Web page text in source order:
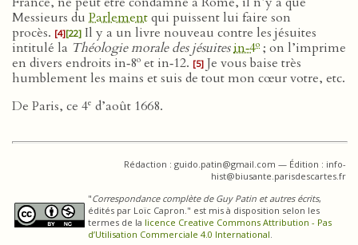
Messieurs du Parlementqui puissent lui faire son
procès. [4][22] Il y a un livre nouveau contre les jésuites
intitulé la Théologie morale des jésuitesin‑4o ; on l’imprime
en divers endroits in‑8o et in‑12. [5] Je vous baise très
humblement les mains et suis de tout mon cœur votre, etc.
De Paris, ce 4e d’août 1668.
Rédaction : guido.patin@gmail.com — Édition : info-
hist@biusante.parisdescartes.fr
"Correspondance complète de Guy Patin et autres écrits,
édités par Loïc Capron." est mis à disposition selon les
termes de la licence Creative Commons Attribution - Pas
d’Utilisation Commerciale 4.0 International.